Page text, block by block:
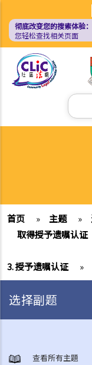
主
彻底改变您的搜索体验：
您轻松查找相关页面
搜
索
首页 » 主题 »
取得授予遗嘱认证
3. 授予遗嘱认证
»
选择副题
1. 订立遗嘱的好处
查看所有主題